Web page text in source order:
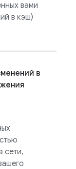
вами
в кэш)
в
сети,